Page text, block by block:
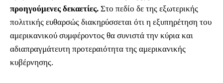
προηγούμενες δεκαετίες. Στο πεδίο δε της εξωτερικής
πολιτικής ευθαρσώς διακηρύσσεται ότι η εξυπηρέτηση του
αμερικανικού συμφέροντος θα συνιστά την κύρια και
αδιαπραγμάτευτη προτεραιότητα της αμερικανικής
κυβέρνησης.